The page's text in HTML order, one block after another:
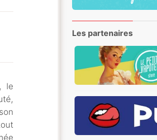
le
Les partenaires